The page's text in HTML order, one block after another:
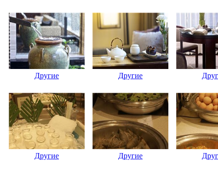
Другие Другие
Другие Другие